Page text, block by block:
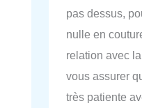
pas dessus,
nulle en
relation avec
vous assurer
très patiente